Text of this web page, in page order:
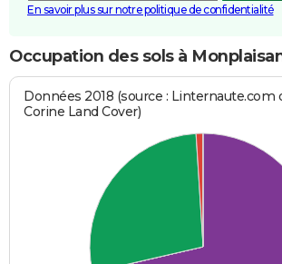
En savoir plus sur notre politique de confidentialité
Occupation des sols à
Données 2018 (source : Linternaute.com
Corine Land Cover)